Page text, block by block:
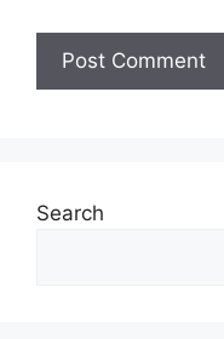
Search